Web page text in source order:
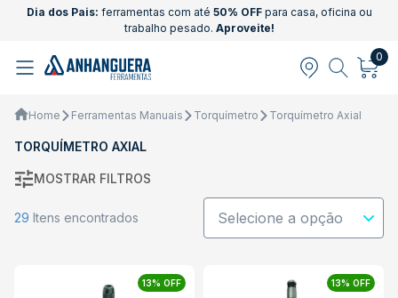
Dia dos Pais: ferramentas com até 50% OFFpara casa, oficina ou
trabalho pesado. Aproveite!
0
Home Ferramentas Manuais Torquímetro Torquímetro Axial
TORQUÍMETRO AXIAL
MOSTRAR FILTROS
29 Itens encontrados
13% OFF 13% OFF